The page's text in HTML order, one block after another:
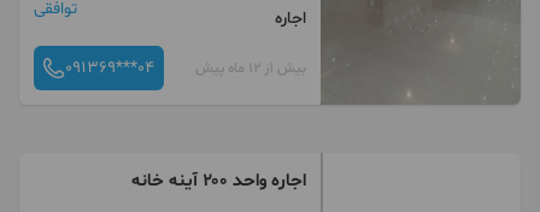
اجاره
توافقی
بیش از 12 ماه پیش 091369***04
اجاره واحد ۲۰۰ آینه خانه